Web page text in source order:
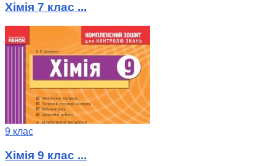
Хімія 7 клас ...
9 клас
Хімія 9 клас ...